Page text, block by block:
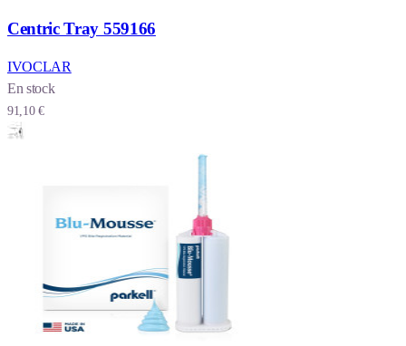
Centric Tray 559166
IVOCLAR
En stock
91,10 €